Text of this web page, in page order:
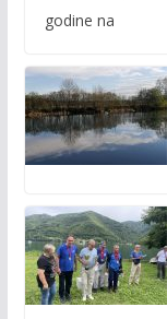
b
o
k
godine na